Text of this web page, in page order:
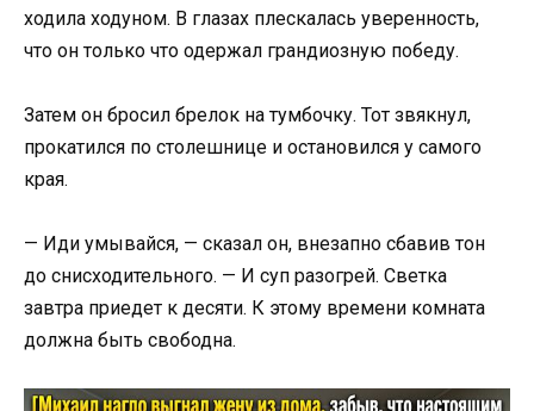
ходила ходуном. В глазах плескалась уверенность,
что он только что одержал грандиозную победу.
Затем он бросил брелок на тумбочку. Тот звякнул,
прокатился по столешнице и остановился у самого
края.
— Иди умывайся, — сказал он, внезапно сбавив тон
до снисходительного. — И суп разогрей. Светка
завтра приедет к десяти. К этому времени комната
должна быть свободна.